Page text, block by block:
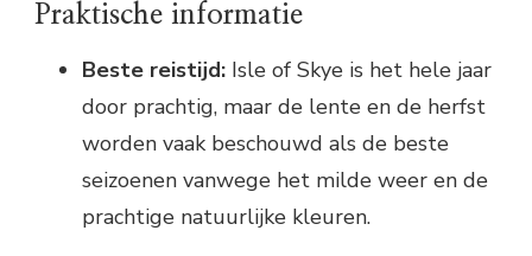
Praktische informatie
Beste reistijd: Isle of Skye is het hele jaar
door prachtig, maar de lente en de herfst
worden vaak beschouwd als de beste
seizoenen vanwege het milde weer en de
prachtige natuurlijke kleuren.